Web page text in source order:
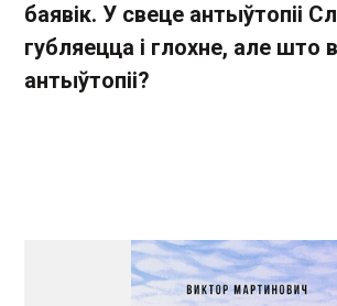
баявік. У свеце антыўтопіі
губляецца і глохне, але што
антыўтопіі?